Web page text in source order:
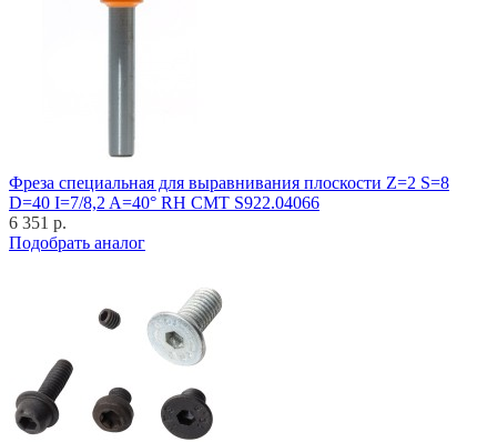
Фреза специальная для выравнивания плоскости Z=2 S=8
D=40 I=7/8,2 A=40° RH CMT S922.04066
6 351 р.
Подобрать аналог